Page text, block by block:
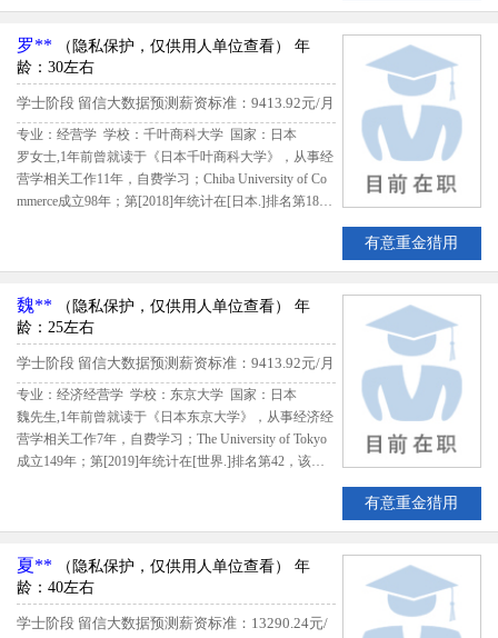
留信网评定孟先生B级留学生专业人才
罗** （隐私保护，仅供用人单位查看）
年
龄：30左右
学士阶段 留信大数据预测薪资标准：9413.92元/月
专业：经营学 学校：千叶商科大学 国家：日本
罗女士,1年前曾就读于《日本千叶商科大学》，从事经
营学相关工作11年，自费学习；Chiba University of Co
mmerce成立98年；第[2018]年统计在[日本.]排名第18
有意重金猎用
魏** （隐私保护，仅供用人单位查看）
年
龄：25左右
学士阶段 留信大数据预测薪资标准：9413.92元/月
专业：经济经营学 学校：东京大学 国家：日本
魏先生,1年前曾就读于《日本东京大学》，从事经济经
营学相关工作7年，自费学习；The University of Tokyo
成立149年；第[2019]年统计在[世界.]排名第42，该生
有意重金猎用
夏** （隐私保护，仅供用人单位查看）
年
龄：40左右
学士阶段 留信大数据预测薪资标准：13290.24元/